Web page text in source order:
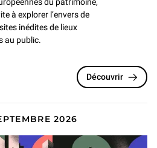
à explorer l’envers de
inédites de lieux
au public.
Découvrir
2026